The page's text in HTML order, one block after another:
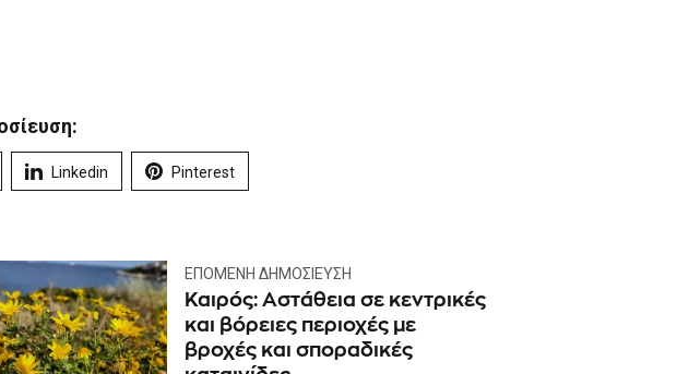
Linkedin Pinterest
ΕΠΌΜΕΝΗ ΔΗΜΟΣΊΕΥΣΗ
Καιρός: Αστάθεια σε κεντρικές
και βόρειες περιοχές με
βροχές και σποραδικές